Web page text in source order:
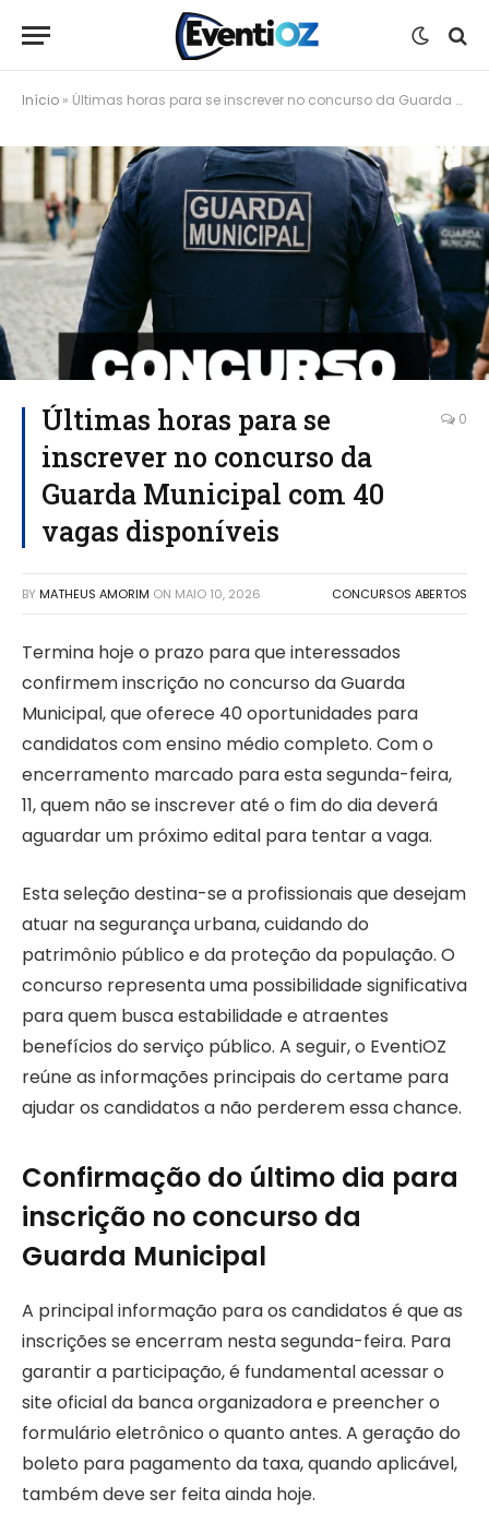
Início » Últimas horas para se inscrever no concurso da Guarda Municipal com 40 vagas disponíveis
Últimas horas para se
inscrever no concurso da
Guarda Municipal com 40
vagas disponíveis
0
BY MATHEUS AMORIM ON MAIO 10, 2026 CONCURSOS ABERTOS
Termina hoje o prazo para que interessados
confirmem inscrição no concurso da Guarda
Municipal, que oferece 40 oportunidades para
candidatos com ensino médio completo. Com o
encerramento marcado para esta segunda-feira,
11, quem não se inscrever até o fim do dia deverá
aguardar um próximo edital para tentar a vaga.
Esta seleção destina-se a profissionais que desejam
atuar na segurança urbana, cuidando do
patrimônio público e da proteção da população. O
concurso representa uma possibilidade significativa
para quem busca estabilidade e atraentes
benefícios do serviço público. A seguir, o EventiOZ
reúne as informações principais do certame para
ajudar os candidatos a não perderem essa chance.
Confirmação do último dia para
inscrição no concurso da
Guarda Municipal
A principal informação para os candidatos é que as
inscrições se encerram nesta segunda-feira. Para
garantir a participação, é fundamental acessar o
site oficial da banca organizadora e preencher o
formulário eletrônico o quanto antes. A geração do
boleto para pagamento da taxa, quando aplicável,
também deve ser feita ainda hoje.